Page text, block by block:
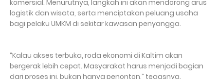
komersial. Menurutnya, langkah ini akan mendorong arus
logistik dan wisata, serta menciptakan peluang usaha
bagi pelaku UMKM di sekitar kawasan penyangga.
“Kalau akses terbuka, roda ekonomi di Kaltim akan
bergerak lebih cepat. Masyarakat harus menjadi bagian
dari proses ini, bukan hanya penonton,” tegasnya.